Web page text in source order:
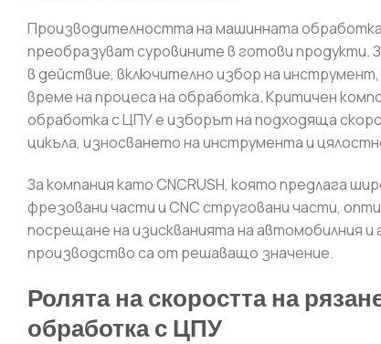
Производителността на машинната
преобразуват суровините в готови продукти.
в действие, включително избор на
време на процеса на обработка. Критичен
обработка с ЦПУ е изборът на подходяща
цикъла, износването на инструмента и
За компания като CNCRUSH, която предлага
фрезовани части и CNC струговани части,
посрещане на изискванията на автомобилния
производство са от решаващо значение.
Ролята на скоростта на
обработка с ЦПУ